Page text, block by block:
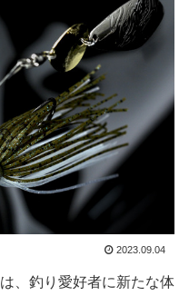
2023.09.04
、釣り愛好者に新たな体